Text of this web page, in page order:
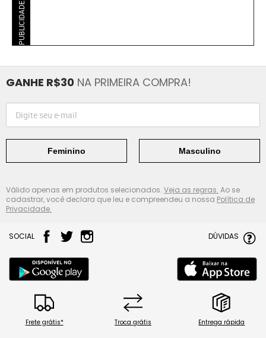
PUBLICIDADE
GANHE R$30 NA PRIMEIRA COMPRA!
Feminino Masculino
Válido apenas em produtos selecionados. Veja as regras. Ao se
cadastrar, você declara que leu e compreendeu a nossa Política de
Privacidade.
SOCIAL DÚVIDAS
Frete grátis* Troca grátis Entrega rápida